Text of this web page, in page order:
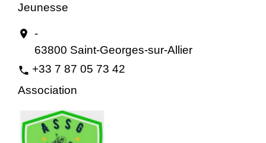
Jeunesse
location_on -
63800 Saint-Georges-sur-Allier
phone +33 7 87 05 73 42
Association